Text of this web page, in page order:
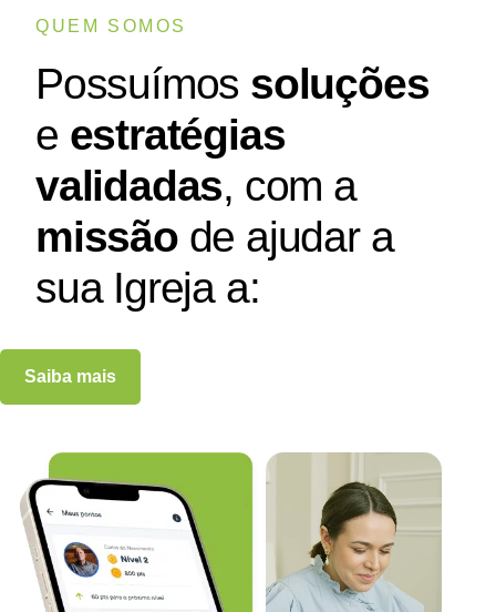
QUEM SOMOS
Possuímos soluções
e estratégias
validadas, com a
missãode ajudar a
sua Igreja a:
Saiba mais